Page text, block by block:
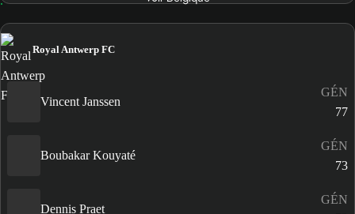
Royal Antwerp FC
Vincent Janssen
GÉN
77
Boubakar Kouyaté
GÉN
73
Dennis Praet
GÉN